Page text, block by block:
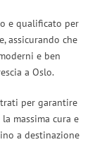
e qualificato per
assicurando che
e ben
a Oslo.
per garantire
massima cura e
a destinazione